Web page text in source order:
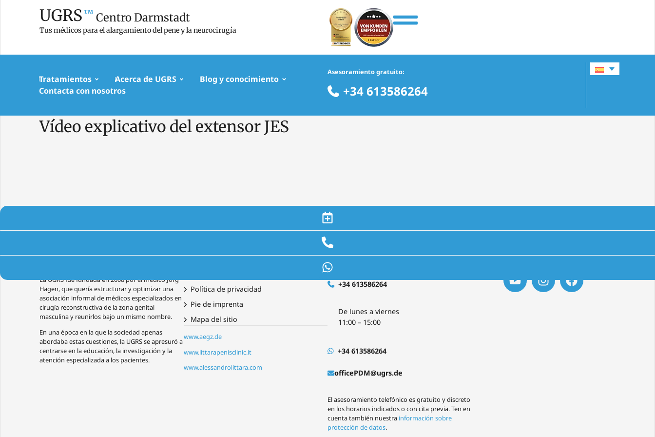
UGRS™ Centro Darmstadt
Tus médicos para el alargamiento del pene y la neurocirugía
Tratamientos Acerca de UGRS
Blog y conocimiento
Contacta con nosotros
Asesoramiento gratuito:
+34 613586264
Vídeo explicativo del extensor JES
La UGRS fue fundada en 2008 por el médico Jörg
Hagen, que quería estructurar y optimizar una
asociación informal de médicos especializados en
cirugía reconstructiva de la zona genital
masculina y reunirlos bajo un mismo nombre.
En una época en la que la sociedad apenas
abordaba estas cuestiones, la UGRS se apresuró a
centrarse en la educación, la investigación y la
atención especializada a los pacientes.
Política de privacidad
Pie de imprenta
Mapa del sitio
www.aegz.de
www.littarapenisclinic.it
www.alessandrolittara.com
Contacto y asesoramiento
+34 613586264
De lunes a viernes
11:00 – 15:00
+34 613586264
officePDM@ugrs.de
El asesoramiento telefónico es gratuito y discreto
en los horarios indicados o con cita previa. Ten en
cuenta también nuestra información sobre
protección de datos.